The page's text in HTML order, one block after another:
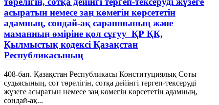
асыратын немесе заң көмегін көрсететін
адамның, сондай-ақ сарапшының және
маманның өмiрiне қол сұғуу ҚР ҚК,
Қылмыстық кодексi Қазақстан
Республикасының
408-бап. Қазақстан Республикасы Конституциялық Соты
судьясының, сот төрелігін, сотқа дейінгі тергеп-тексеруді
жүзеге асыратын немесе заң көмегін көрсететін адамның,
сондай-ақ...